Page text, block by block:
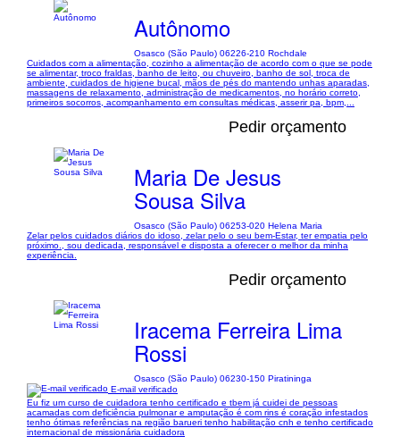
Autônomo
Osasco (São Paulo) 06226-210 Rochdale
Cuidados com a alimentação, cozinho a alimentação de acordo com o que se pode
se alimentar, troco fraldas, banho de leito, ou chuveiro, banho de sol, troca de
ambiente, cuidados de higiene bucal, mãos de pés do mantendo unhas aparadas,
massagens de relaxamento, administração de medicamentos, no horário correto,
primeiros socorros, acompanhamento em consultas médicas, asserir pa, bpm,...
Pedir orçamento
Maria De Jesus
Sousa Silva
Osasco (São Paulo) 06253-020 Helena Maria
Zelar pelos cuidados diários do idoso, zelar pelo o seu bem-Estar, ter empatia pelo
próximo., sou dedicada, responsável e disposta a oferecer o melhor da minha
experiência.
Pedir orçamento
Iracema Ferreira Lima
Rossi
Osasco (São Paulo) 06230-150 Piratininga
E-mail verificado
Eu fiz um curso de cuidadora tenho certificado e tbem já cuidei de pessoas
acamadas com deficiência pulmonar e amputação é com rins é coração infestados
tenho ótimas referências na região barueri tenho habilitação cnh e tenho certificado
internacional de missionária cuidadora